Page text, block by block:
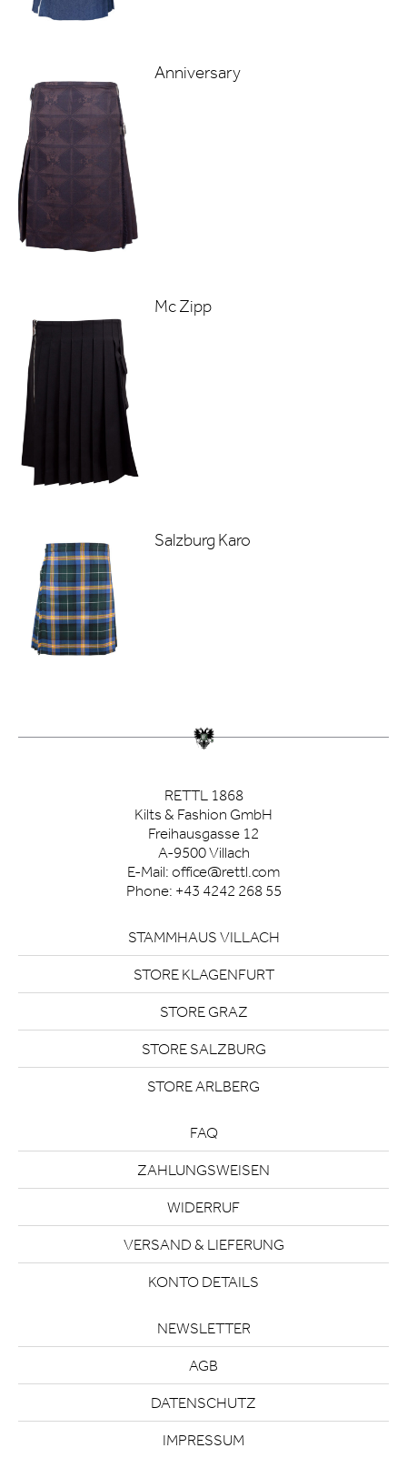
Anniversary
Mc Zipp
Salzburg Karo
RETTL 1868
Kilts & Fashion GmbH
Freihausgasse 12
A-9500 Villach
E-Mail: office@rettl.com
Phone: +43 4242 268 55
STAMMHAUS VILLACH
STORE KLAGENFURT
STORE GRAZ
STORE SALZBURG
STORE ARLBERG
FAQ
ZAHLUNGSWEISEN
WIDERRUF
VERSAND & LIEFERUNG
KONTO DETAILS
NEWSLETTER
AGB
DATENSCHUTZ
IMPRESSUM